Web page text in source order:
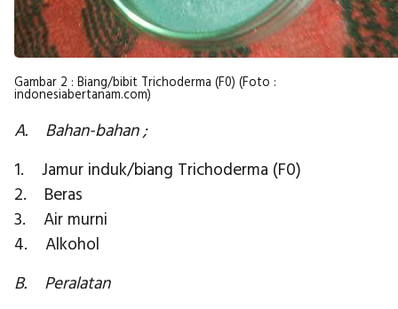
Gambar 2 : Biang/bibit Trichoderma (F0) (Foto :
indonesiabertanam.com)
A. Bahan-bahan ;
1. Jamur induk/biang Trichoderma (F0)
2. Beras
3. Air murni
4. Alkohol
B. Peralatan